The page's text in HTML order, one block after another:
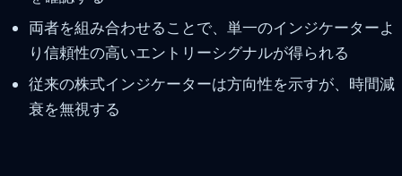
両者を組み合わせることで、単一のインジケーターよ
り信頼性の高いエントリーシグナルが得られる
従来の株式インジケーターは方向性を示すが、時間減
衰を無視する